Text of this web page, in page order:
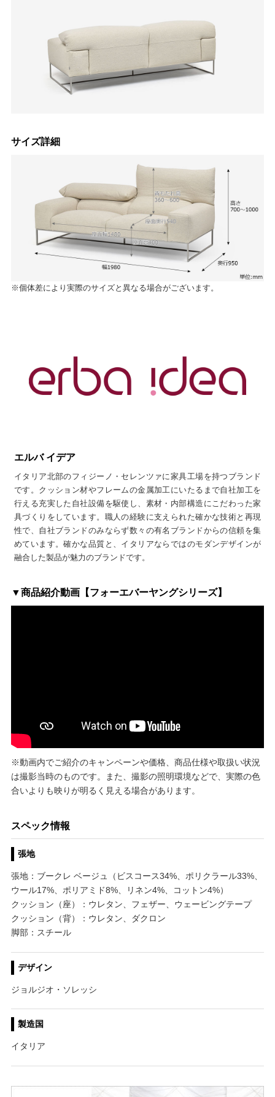
サイズ詳細
※個体差により実際のサイズと異なる場合がございます。
エルバ イデア
イタリア北部のフィジーノ・セレンツァに家具工場を持つブランド
です。クッション材やフレームの金属加工にいたるまで自社加工を
行える充実した自社設備を駆使し、素材・内部構造にこだわった家
具づくりをしています。職人の経験に支えられた確かな技術と再現
性で、自社ブランドのみならず数々の有名ブランドからの信頼を集
めています。確かな品質と、イタリアならではのモダンデザインが
融合した製品が魅力のブランドです。
▼商品紹介動画【フォーエバーヤングシリーズ】
※動画内でご紹介のキャンペーンや価格、商品仕様や取扱い状況
は撮影当時のものです。また、撮影の照明環境などで、実際の色
合いよりも映りが明るく見える場合があります。
スペック情報
張地
張地：ブークレ ベージュ（ビスコース34%、ポリクラール33%、
ウール17%、ポリアミド8%、リネン4%、コットン4%）
クッション（座）：ウレタン、フェザー、ウェービングテープ
クッション（背）：ウレタン、ダクロン
脚部：スチール
デザイン
ジョルジオ・ソレッシ
製造国
イタリア